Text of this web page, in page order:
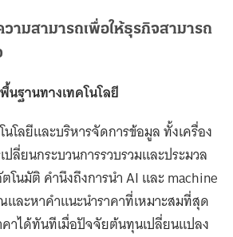
ามสามารถเพื่อให้ธุรกิจสามารถ
นฐานทางเทคโนโลยี
โลยีและบริหารจัดการข้อมูล ทั้งเครื่อง
ลี่ยนกระบวนการรวบรวมและประมวล
โนมัติ คำนึงถึงการนำ AI และ machine
และหาคำแนะนำราคาที่เหมาะสมที่สุด
คาได้ทันทีเมื่อปัจจัยต้นทุนเปลี่ยนแปลง